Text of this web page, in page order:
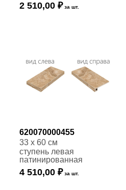
2 510,00 ₽ за шт.
620070000455
33 x 60 см
ступень левая
патинированная
4 510,00 ₽ за шт.